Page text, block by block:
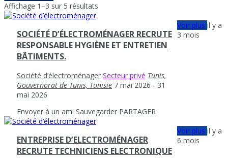
Affichage 1–3 sur 5 résultats
SOCIÉTÉ D’ÉLECTROMÉNAGER RECRUTE
RESPONSABLE HYGIÈNE ET ENTRETIEN
BÂTIMENTS.
Société d’électroménager Secteur privé Tunis,
Gouvernorat de Tunis, Tunisie 7 mai 2026 - 31
mai 2026
Envoyer à un ami Sauvegarder PARTAGER
Voir plusil y a
3 mois
ENTREPRISE D’ELECTROMÉNAGER
RECRUTE TECHNICIENS ELECTRONIQUE
Voir plusil y a
6 mois